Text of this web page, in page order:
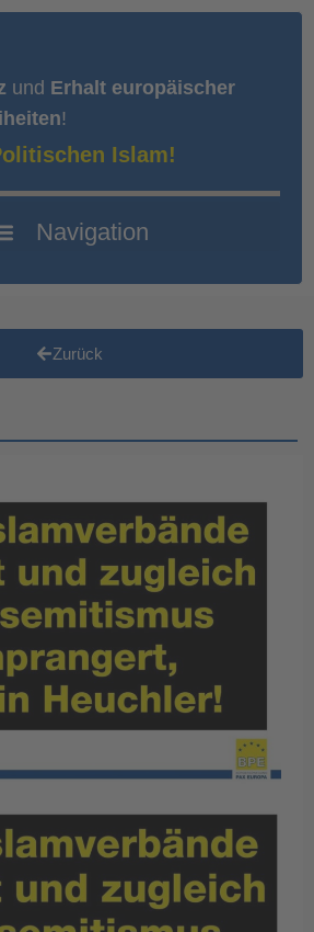
und Erhalt europäischer
!
Islam!
Zurück